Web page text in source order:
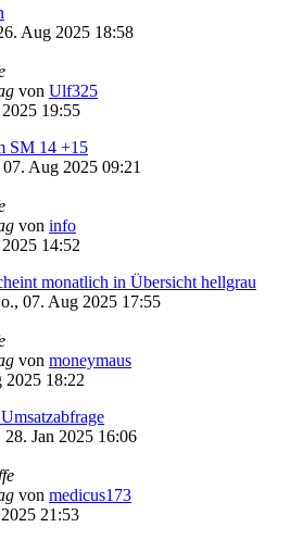
Aug 2025 18:58
von Ulf325
19:55
SM 14 +15
Aug 2025 09:21
von info
14:52
monatlich in Übersicht hellgrau
07. Aug 2025 17:55
von moneymaus
18:22
Jan 2025 16:06
von medicus173
21:53